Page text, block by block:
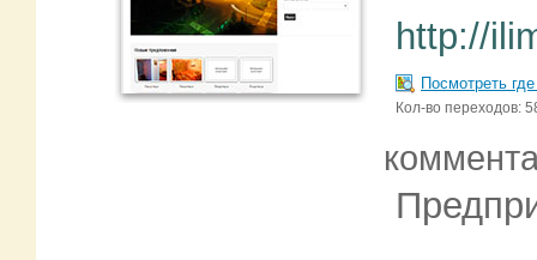
http://
Посмотреть
Кол-во переходов: